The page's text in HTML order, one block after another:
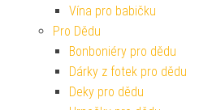
Vína pro babičku
Pro Dědu
Bonboniéry pro dědu
Dárky z fotek pro dědu
Deky pro dědu